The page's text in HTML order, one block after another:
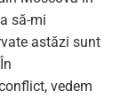
să-mi
astăzi sunt
vedem